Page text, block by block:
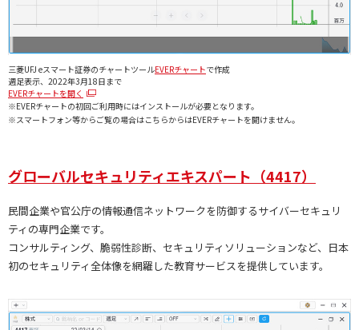
三菱UFJ eスマート証券のチャートツールEVERチャートで作成
週足表示、2022年3月18日まで
EVERチャートを開く
※EVERチャートの初回ご利用時にはインストールが必要となります。
※スマートフォン等からご覧の場合はこちらからはEVERチャートを開けません。
グローバルセキュリティエキスパート（4417）
民間企業や官公庁の情報通信ネットワークを防御するサイバーセキュリ
ティの専門企業です。
コンサルティング、脆弱性診断、セキュリティソリューションなど、日本
初のセキュリティ全体像を網羅した教育サービスを提供しています。